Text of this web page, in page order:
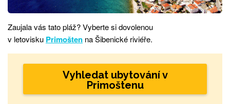
Zaujala vás tato pláž? Vyberte si dovolenou
v letovisku Primošten na Šibenické riviéře.
Vyhledat ubytování v
Primoštenu